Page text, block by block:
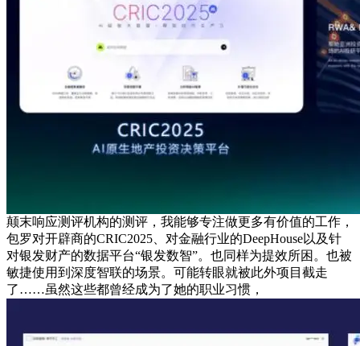
颠末响应测评机构的测评，我能够专注做更多有价值的工作，
包罗对开辟商的CRIC2025、对金融行业的DeepHouse以及针
对银发财产的数据平台“银发数智”。也同样为提效所困。也被
敏捷使用到深度智联的场景。可能转眼就被此外项目截走
了……虽然这些都曾经成为了她的职业习惯，